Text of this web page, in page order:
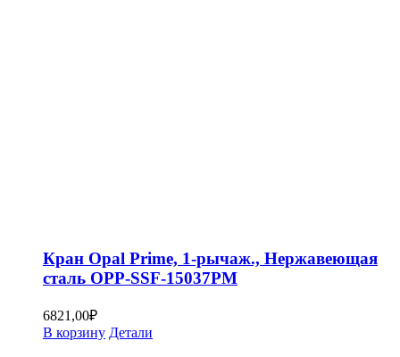
Кран Opal Prime, 1-рычаж., Нержавеющая
сталь OPP-SSF-15037PM
6821,00₽
В корзину Детали